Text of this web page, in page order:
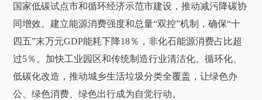
国家低碳试点市和循环经济示范市建设，推动减污降碳协
同增效。建立能源消费强度和总量“双控”机制，确保“十
四五”末万元GDP能耗下降18％，非化石能源消费占比超
过5％。加快工业园区和传统制造行业清洁化、循环化、
低碳化改造，推动城乡生活垃圾分类全覆盖，让绿色办
公、绿色消费、绿色出行成为自觉行动。